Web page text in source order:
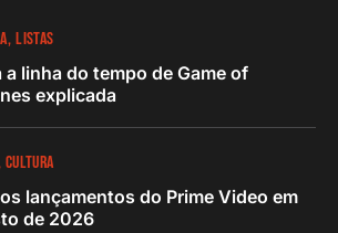
LISTAS
a linha do tempo de Game of
explicada
CULTURA
lançamentos do Prime Video em
de 2026